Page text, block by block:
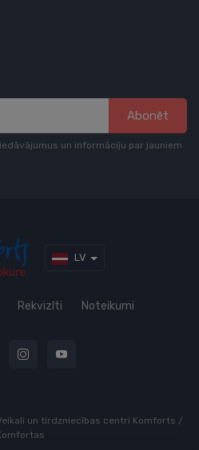
Abonēt
un informāciju par jauniem
LV
Rekvizīti Noteikumi
un tirdzniecības centri Komforts /